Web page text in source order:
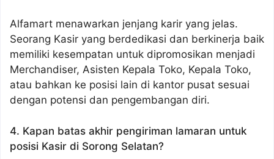
Alfamart menawarkan jenjang karir yang jelas.
Seorang Kasir yang berdedikasi dan berkinerja baik
memiliki kesempatan untuk dipromosikan menjadi
Merchandiser, Asisten Kepala Toko, Kepala Toko,
atau bahkan ke posisi lain di kantor pusat sesuai
dengan potensi dan pengembangan diri.
4. Kapan batas akhir pengiriman lamaran untuk
posisi Kasir di Sorong Selatan?